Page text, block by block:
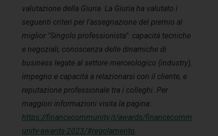
valutazione della Giuria. La Giuria ha valutato i
seguenti criteri per l'assegnazione del premio al
miglior "Singolo professionista": capacità tecniche
e negoziali, conoscenza delle dinamiche di
business legate al settore merceologico (industry),
impegno e capacità a relazionarsi con il cliente, e
reputazione professionale tra i colleghi. Per
maggiori informazioni visita la pagina:
https://financecommunity.it/awards/financecomm
unity-awards-2023/#regolamento.